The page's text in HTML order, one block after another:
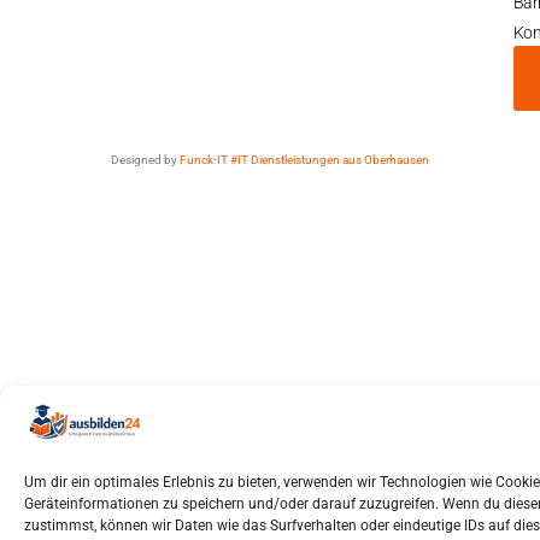
Um dir ein optimales Erlebnis zu bieten, verwenden wir Technologien wie
Geräteinformationen zu speichern und/oder darauf zuzugreifen. Wenn du
zustimmst, können wir Daten wie das Surfverhalten oder eindeutige IDs auf
Designed byFunck-IT #IT Dienstleistungen aus Oberhausen